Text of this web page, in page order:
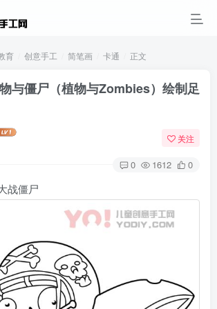
育 创意手工 简笔画 卡通 正文
与僵尸（植物与Zombies）绘制足
关注
0 1612 0
战僵尸